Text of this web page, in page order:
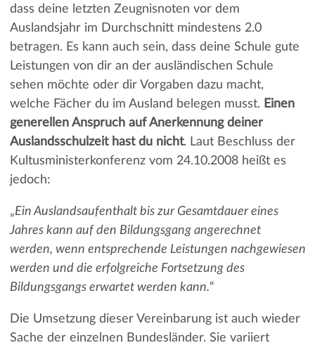
dass deine letzten Zeugnisnoten vor dem
Auslandsjahr im Durchschnitt mindestens 2.0
betragen. Es kann auch sein, dass deine Schule gute
Leistungen von dir an der ausländischen Schule
sehen möchte oder dir Vorgaben dazu macht,
welche Fächer du im Ausland belegen musst. Einen
generellen Anspruch auf Anerkennung deiner
Auslandsschulzeit hast du nicht. Laut Beschluss der
Kultusministerkonferenz vom 24.10.2008 heißt es
jedoch:
„Ein Auslandsaufenthalt bis zur Gesamtdauer eines
Jahres kann auf den Bildungsgang angerechnet
werden, wenn entsprechende Leistungen nachgewiesen
werden und die erfolgreiche Fortsetzung des
Bildungsgangs erwartet werden kann.“
Die Umsetzung dieser Vereinbarung ist auch wieder
Sache der einzelnen Bundesländer. Sie variiert